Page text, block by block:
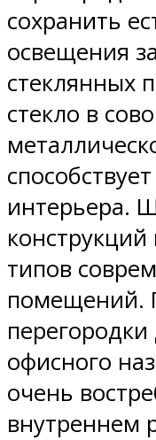
сохранить
освещения
стеклянных
стекло в
интерьера.
типов
помещений.
офисного
очень
внутреннем